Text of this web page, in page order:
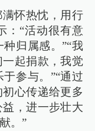
怀热忱，用行
：“活动很有意
归属感。”“我
起捐款，我觉
参与。”“通过
心传递给更多
，进一步壮大
。”